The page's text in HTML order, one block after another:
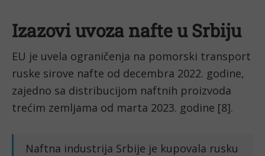
Izazovi uvoza nafte u Srbiju
EU je uvela ograničenja na pomorski transport
ruske sirove nafte od decembra 2022. godine,
zajedno sa distribucijom naftnih proizvoda
trećim zemljama od marta 2023. godine [8].
Naftna industrija Srbije je kupovala rusku